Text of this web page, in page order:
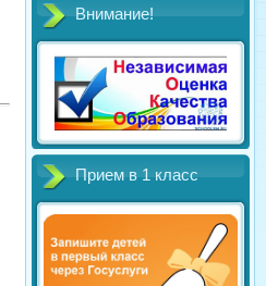
Внимание!
Прием в 1 класс